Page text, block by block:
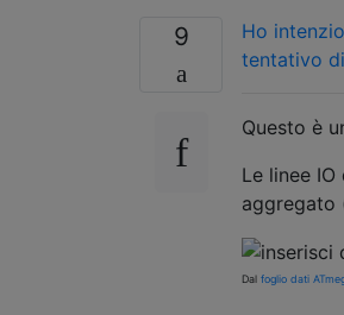
9
Ho
tentativo
Questo è
Le linee
aggregato
Dal foglio dati